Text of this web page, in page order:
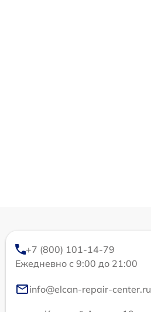
+7 (800) 101-14-79
Ежедневно с 9:00 до 21:00
info@elcan-repair-center.ru